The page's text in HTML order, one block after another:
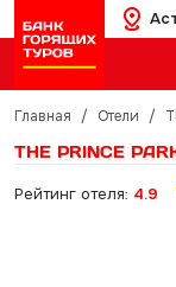
Главная / Отели /
THE PRINCE
Рейтинг отеля: 4.9